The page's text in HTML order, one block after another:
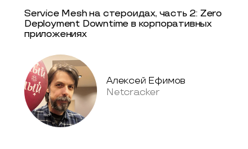
Service Mesh на стероидах, часть 2: Zero
Deployment Downtime в корпоративных
приложениях
Алексей Ефимов
Netcracker